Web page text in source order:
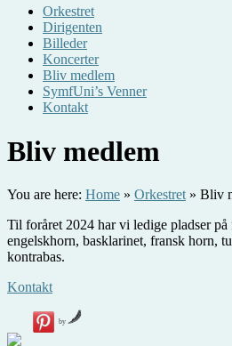
Orkestret
Dirigenten
Billeder
Koncerter
Bliv medlem
SymfUni’s Venner
Kontakt
Bliv medlem
You are here: Home » Orkestret » Bliv
Til foråret 2024 har vi ledige pladser
engelskhorn, basklarinet, fransk horn,
kontrabas.
Kontakt
by